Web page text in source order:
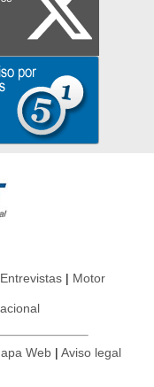
Entrevistas Motor
Web Aviso legal